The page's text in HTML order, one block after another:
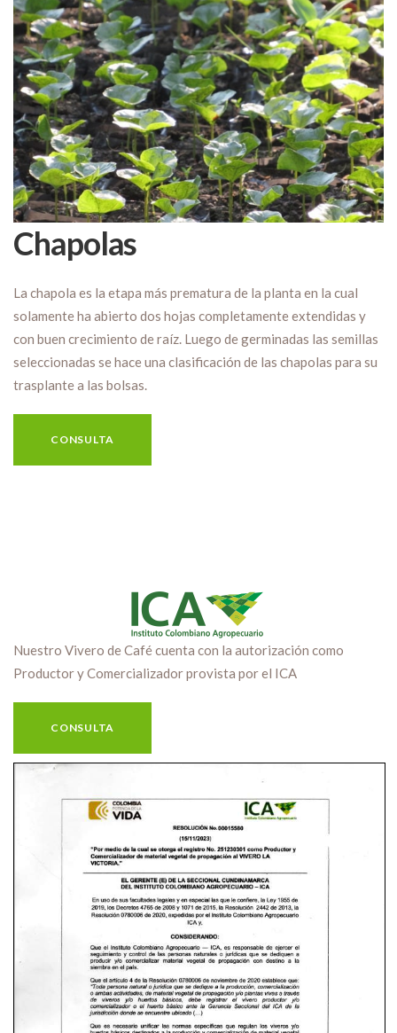
Chapolas
La chapola es la etapa más prematura de la planta en la cual
solamente ha abierto dos hojas completamente extendidas y
con buen crecimiento de raíz. Luego de germinadas las semillas
seleccionadas se hace una clasificación de las chapolas para su
trasplante a las bolsas.
CONSULTA
Nuestro Vivero de Café cuenta con la autorización como
Productor y Comercializador provista por el ICA
CONSULTA